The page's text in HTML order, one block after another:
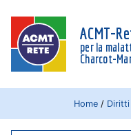
ACMT-
per la
Charcot-
Home / Diritti